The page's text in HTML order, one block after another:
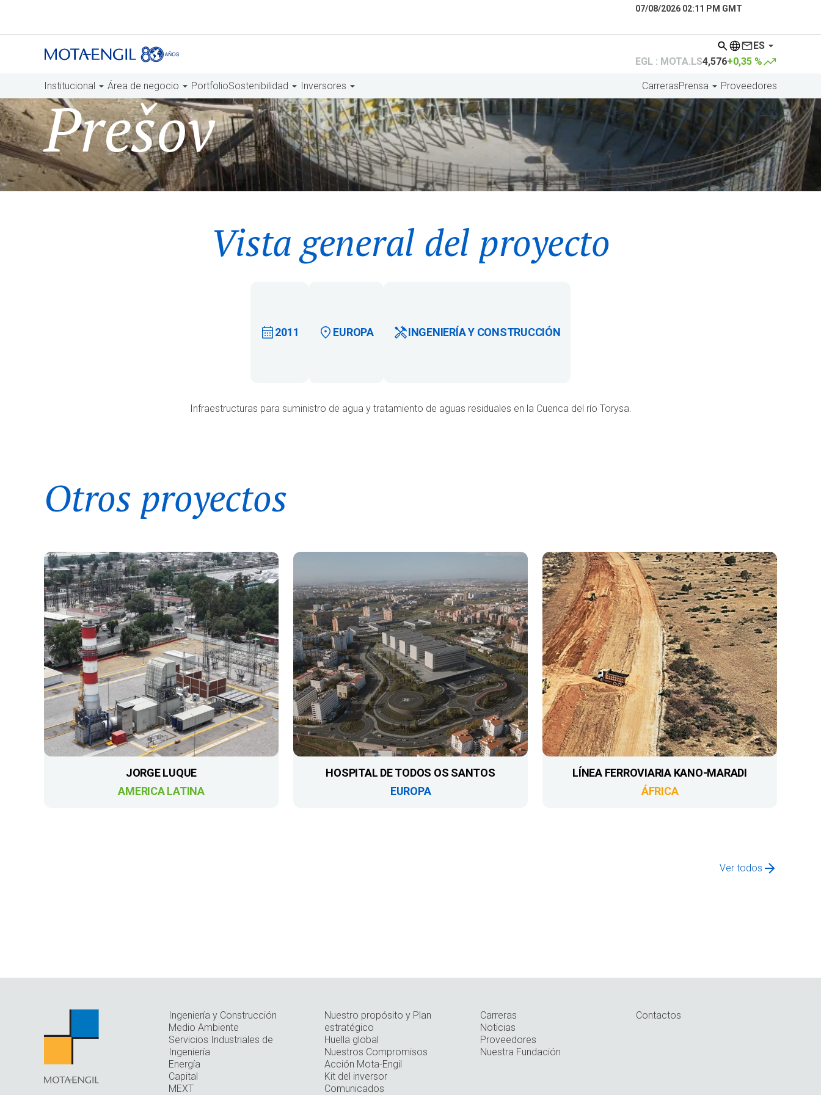
ES
07/08/2026 02:11 PM GMT
EGL : MOTA.LS4,576+0,35 %
Institucional Área de negocio PortfolioSostenibilidad Inversores CarrerasPrensa Proveedores
Prešov
Vista general del proyecto
2011 EUROPA INGENIERÍA Y CONSTRUCCIÓN
Infraestructuras para suministro de agua y tratamiento de aguas residuales en la Cuenca del río Torysa.
Otros proyectos
JORGE LUQUE
AMERICA LATINA
HOSPITAL DE TODOS OS SANTOS
EUROPA
LÍNEA FERROVIARIA KANO-MARADI
ÁFRICA
Ver todos
Ingeniería y Construcción
Medio Ambiente
Servicios Industriales de
Ingeniería
Energía
Capital
MEXT
Nuestro propósito y Plan
estratégico
Huella global
Nuestros Compromisos
Acción Mota-Engil
Kit del inversor
Comunicados
Carreras
Noticias
Proveedores
Nuestra Fundación
Contactos